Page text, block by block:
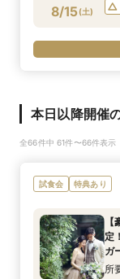
8/15(土)
本日以降開催
全66件中 61件〜66件表示
試食会 特典あり
定
ガ
《
所